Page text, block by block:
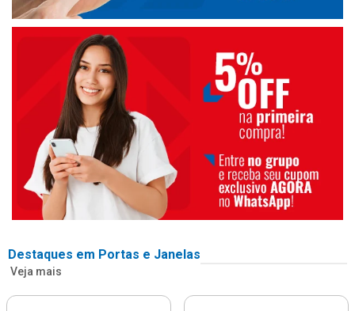
Destaques em Portas e Janelas
Veja mais